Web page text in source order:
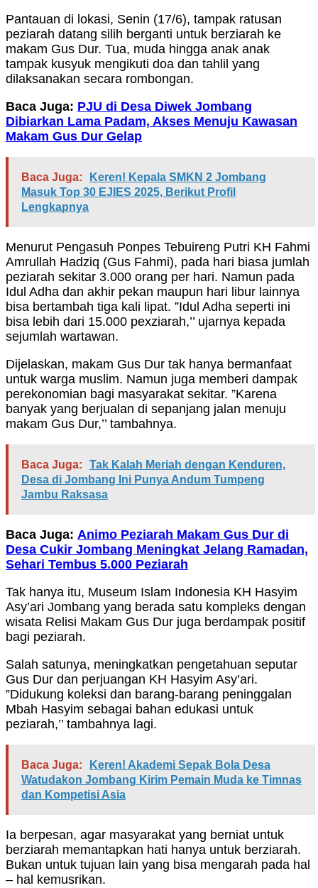
Pantauan di lokasi, Senin (17/6), tampak ratusan
peziarah datang silih berganti untuk berziarah ke
makam Gus Dur. Tua, muda hingga anak anak
tampak kusyuk mengikuti doa dan tahlil yang
dilaksanakan secara rombongan.
Baca Juga: PJU di Desa Diwek Jombang
Dibiarkan Lama Padam, Akses Menuju Kawasan
Makam Gus Dur Gelap
Baca Juga:
Keren! Kepala SMKN 2 Jombang
Masuk Top 30 EJIES 2025, Berikut Profil
Lengkapnya
Menurut Pengasuh Ponpes Tebuireng Putri KH Fahmi
Amrullah Hadziq (Gus Fahmi), pada hari biasa jumlah
peziarah sekitar 3.000 orang per hari. Namun pada
Idul Adha dan akhir pekan maupun hari libur lainnya
bisa bertambah tiga kali lipat. ”Idul Adha seperti ini
bisa lebih dari 15.000 pexziarah,’’ ujarnya kepada
sejumlah wartawan.
Dijelaskan, makam Gus Dur tak hanya bermanfaat
untuk warga muslim. Namun juga memberi dampak
perekonomian bagi masyarakat sekitar. ”Karena
banyak yang berjualan di sepanjang jalan menuju
makam Gus Dur,’’ tambahnya.
Baca Juga:
Tak Kalah Meriah dengan Kenduren,
Desa di Jombang Ini Punya Andum Tumpeng
Jambu Raksasa
Baca Juga: Animo Peziarah Makam Gus Dur di
Desa Cukir Jombang Meningkat Jelang Ramadan,
Sehari Tembus 5.000 Peziarah
Tak hanya itu, Museum Islam Indonesia KH Hasyim
Asy’ari Jombang yang berada satu kompleks dengan
wisata Relisi Makam Gus Dur juga berdampak positif
bagi peziarah.
Salah satunya, meningkatkan pengetahuan seputar
Gus Dur dan perjuangan KH Hasyim Asy’ari.
”Didukung koleksi dan barang-barang peninggalan
Mbah Hasyim sebagai bahan edukasi untuk
peziarah,’’ tambahnya lagi.
Baca Juga:
Keren! Akademi Sepak Bola Desa
Watudakon Jombang Kirim Pemain Muda ke Timnas
dan Kompetisi Asia
Ia berpesan, agar masyarakat yang berniat untuk
berziarah memantapkan hati hanya untuk berziarah.
Bukan untuk tujuan lain yang bisa mengarah pada hal
– hal kemusrikan.